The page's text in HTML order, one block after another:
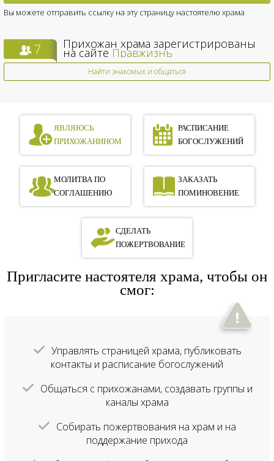
Вы можете отправить ссылку на эту страницу настоятелю храма
7 Прихожан храма зарегистрированы
на сайте Правжизнь
Найти знакомых и общаться
ЯВЛЯЮСЬ
ПРИХОЖАНИНОМ
РАСПИСАНИЕ
БОГОСЛУЖЕНИЙ
МОЛИТВА ПО
СОГЛАШЕНИЮ
ЗАКАЗАТЬ
ПОМИНОВЕНИЕ
СДЕЛАТЬ
ПОЖЕРТВОВАНИЕ
Пригласите настоятеля храма, чтобы он
смог:
Управлять страницей храма, публиковать
контакты и расписание богослужений
Общаться с прихожанами, создавать группы и
каналы храма
Собирать пожертвования на храм и на
поддержание прихода